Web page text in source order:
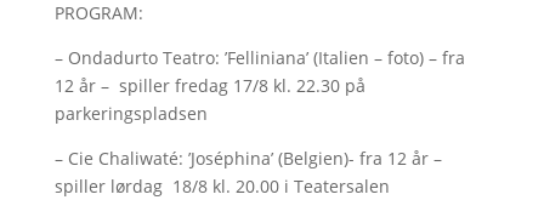
PROGRAM:
– Ondadurto Teatro: ’Felliniana’ (Italien – foto) – fra
12 år – spiller fredag 17/8 kl. 22.30 på
parkeringspladsen
– Cie Chaliwaté: ’Joséphina’ (Belgien)- fra 12 år –
spiller lørdag 18/8 kl. 20.00 i Teatersalen